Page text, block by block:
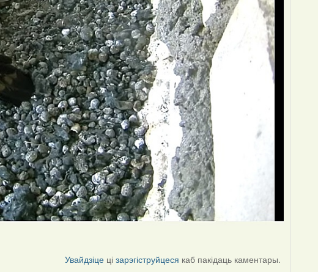
Увайдзіце цізарэгіструйцеся каб пакідаць каментары.